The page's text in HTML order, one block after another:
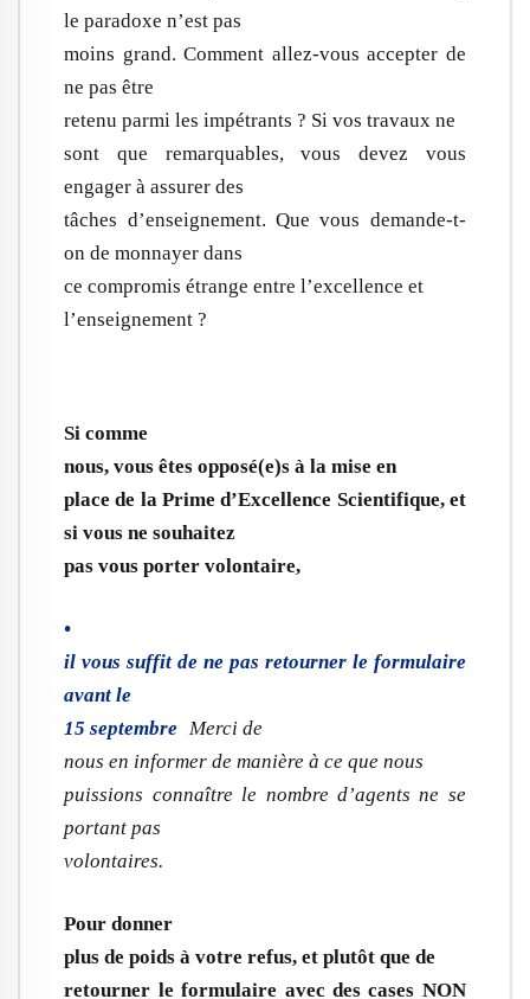
le paradoxe n’est pas
moins grand. Comment allez-vous accepter de
ne pas être
retenu parmi les impétrants ? Si vos travaux ne
sont que remarquables, vous devez vous
engager à assurer des
tâches d’enseignement. Que vous demande-t-
on de monnayer dans
ce compromis étrange entre l’excellence et
l’enseignement ?
Si comme
nous, vous êtes opposé(e)s à la mise en
place de la Prime d’Excellence Scientifique, et
si vous ne souhaitez
pas vous porter volontaire,
•
il vous suffit de ne pas retourner le formulaire
avant le
15 septembre Merci de
nous en informer de manière à ce que nous
puissions connaître le nombre d’agents ne se
portant pas
volontaires.
Pour donner
plus de poids à votre refus, et plutôt que de
retourner le formulaire avec des cases NON